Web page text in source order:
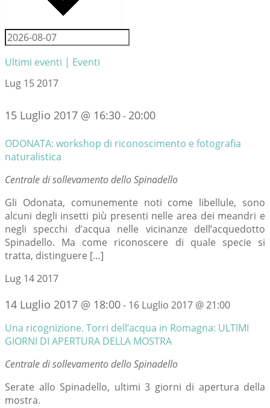
Ultimi eventi | Eventi
Lug 152017
15 Luglio 2017 @ 16:30- 20:00
ODONATA: workshop di riconoscimento e fotografia
naturalistica
Centrale di sollevamento dello Spinadello
Gli Odonata, comunemente noti come libellule, sono
alcuni degli insetti più presenti nelle area dei meandri e
negli specchi d’acqua nelle vicinanze dell’acquedotto
Spinadello. Ma come riconoscere di quale specie si
tratta, distinguere […]
Lug 142017
14 Luglio 2017 @ 18:00- 16 Luglio 2017 @ 21:00
Una ricognizione. Torri dell’acqua in Romagna: ULTIMI
GIORNI DI APERTURA DELLA MOSTRA
Centrale di sollevamento dello Spinadello
Serate allo Spinadello, ultimi 3 giorni di apertura della
mostra.